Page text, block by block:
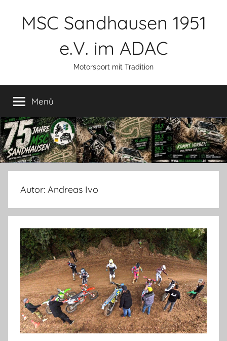
MSC Sandhausen 1951
e.V. im ADAC
Motorsport mit Tradition
Menü
Autor: Andreas Ivo